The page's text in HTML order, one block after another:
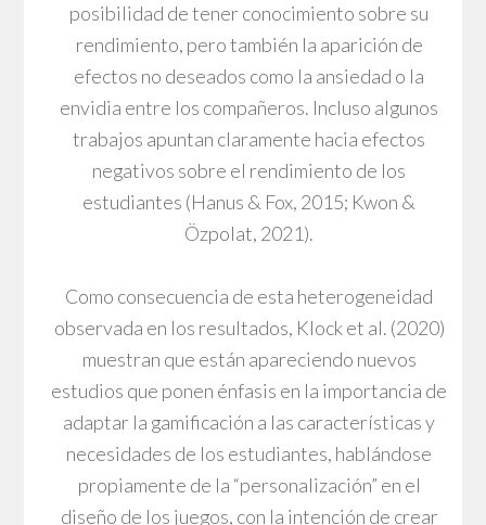
posibilidad de tener conocimiento sobre su
rendimiento, pero también la aparición de
efectos no deseados como la ansiedad o la
envidia entre los compañeros. Incluso algunos
trabajos apuntan claramente hacia efectos
negativos sobre el rendimiento de los
estudiantes (Hanus & Fox, 2015; Kwon &
Özpolat, 2021).
Como consecuencia de esta heterogeneidad
observada en los resultados, Klock et al. (2020)
muestran que están apareciendo nuevos
estudios que ponen énfasis en la importancia de
adaptar la gamificación a las características y
necesidades de los estudiantes, hablándose
propiamente de la “personalización” en el
diseño de los juegos, con la intención de crear